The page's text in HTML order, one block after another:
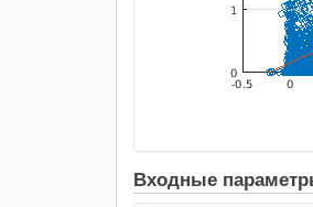
Входные